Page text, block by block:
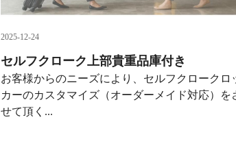
2025-12-24
セルフクローク上部貴重品庫付き
お客様からのニーズにより、セルフクロークロ
カーのカスタマイズ（オーダーメイド対応）を
せて頂く...